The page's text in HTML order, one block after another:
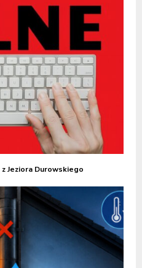
Jeziora Durowskiego